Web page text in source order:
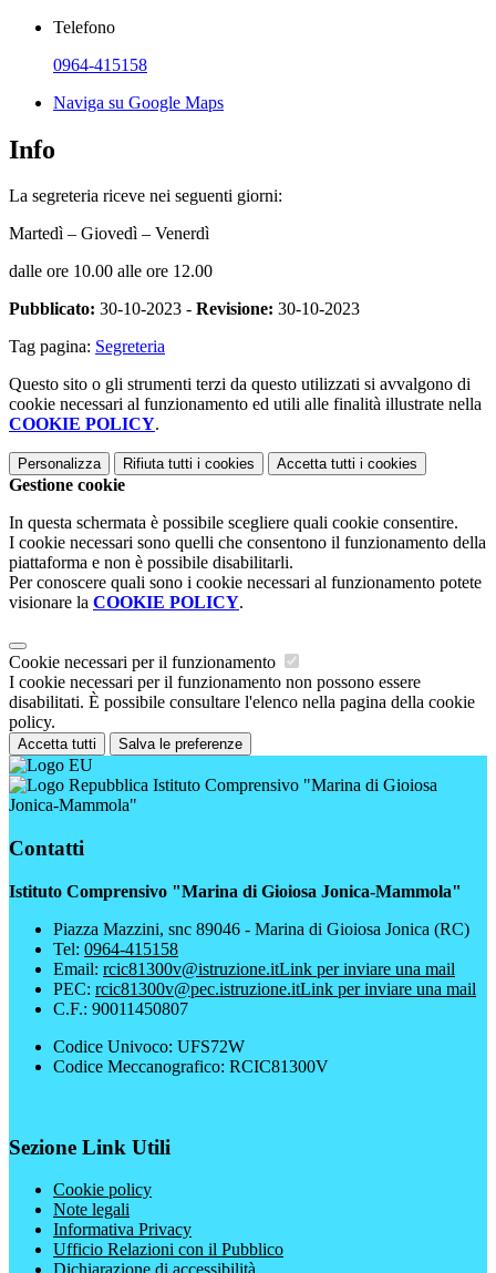
Telefono
0964-415158
Naviga su Google Maps
Info
La segreteria riceve nei seguenti giorni:
Martedì – Giovedì – Venerdì
dalle ore 10.00 alle ore 12.00
Pubblicato: 30-10-2023 - Revisione: 30-10-2023
Tag pagina: Segreteria
Questo sito o gli strumenti terzi da questo utilizzati si avvalgono di
cookie necessari al funzionamento ed utili alle finalità illustrate nella
COOKIE POLICY.
Personalizza Rifiuta tutti i cookies Accetta tutti i cookies
Gestione cookie
In questa schermata è possibile scegliere quali cookie consentire.
I cookie necessari sono quelli che consentono il funzionamento della
piattaforma e non è possibile disabilitarli.
Per conoscere quali sono i cookie necessari al funzionamento potete
visionare la COOKIE POLICY.
Cookie necessari per il funzionamento
I cookie necessari per il funzionamento non possono essere
disabilitati. È possibile consultare l'elenco nella pagina della cookie
policy.
Accetta tutti Salva le preferenze
Istituto Comprensivo "Marina di Gioiosa
Jonica-Mammola"
Contatti
Istituto Comprensivo "Marina di Gioiosa Jonica-Mammola"
Piazza Mazzini, snc 89046 - Marina di Gioiosa Jonica (RC)
Tel: 0964-415158
Email: rcic81300v@istruzione.itLink per inviare una mail
PEC: rcic81300v@pec.istruzione.itLink per inviare una mail
C.F.: 90011450807
Codice Univoco: UFS72W
Codice Meccanografico: RCIC81300V
Sezione Link Utili
Cookie policy
Note legali
Informativa Privacy
Ufficio Relazioni con il Pubblico